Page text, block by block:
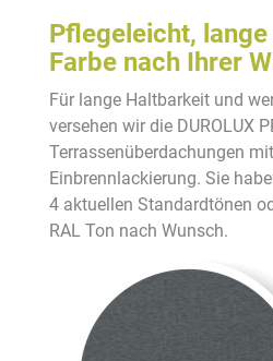
Pflegeleicht,
Farbe nach Ihrer
Für lange Haltbarkeit und
versehen wir die DUROLUX
Terrassenüberdachungen
Einbrennlackierung. Sie
4 aktuellen Standardtönen
RAL Ton nach Wunsch.